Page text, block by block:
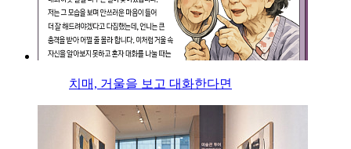
치매, 거울을 보고 대화한다면